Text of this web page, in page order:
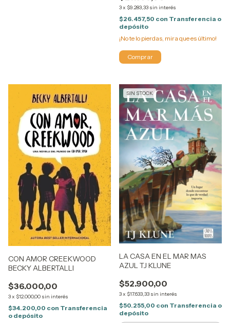
3x $9.283,33 sin interés
$26.457,50 con Transferencia o
depósito
¡No te lo pierdas, mira que es último!
CON AMOR CREEKWOOD
BECKY ALBERTALLI
$36.000,00
3x $12.000,00 sin interés
$34.200,00 con Transferencia
o depósito
SIN STOCK
LA CASA EN EL MAR MAS
AZUL TJ KLUNE
$52.900,00
3x $17.633,33 sin interés
$50.255,00 con Transferencia o
depósito